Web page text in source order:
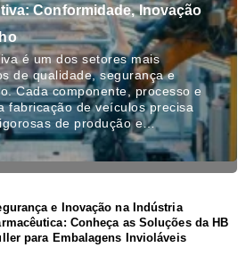
Conformidade, Inovação
é um dos setores mais
de qualidade, segurança e
Cada componente, processo e
fabricação de veículos precisa
de produção e…
e Inovação na Indústria
Conheça as Soluções da HB
para Embalagens Invioláveis